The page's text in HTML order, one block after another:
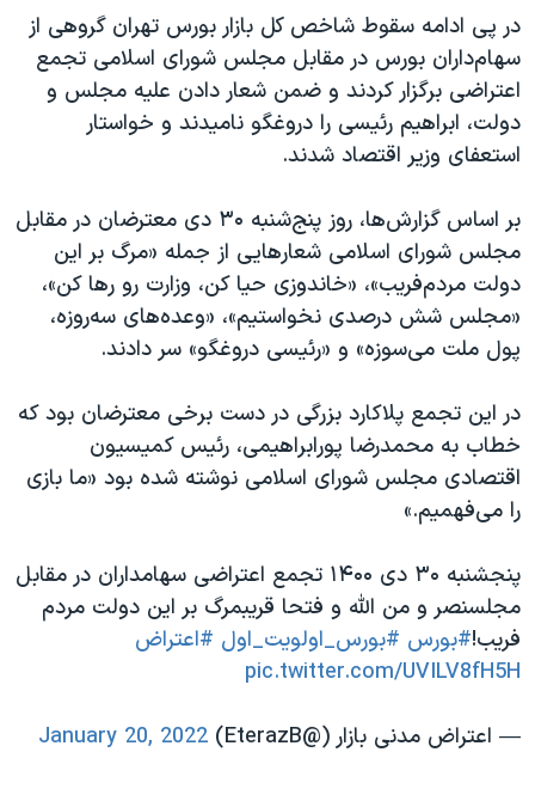
دادگاه حمید نوری
چهل سال گروگان‌گیری
قانون شفافیت دارائی کادر رهبری ایران
اعتراضات مردمی آبان ۹۸
نرگس محمدی برنده جایزه نوبل صلح
همایش محافظه‌کاران آمریکا «سی‌پک»
صفحه‌های ویژه
در پی ادامه سقوط شاخص کل بازار بورس تهران گروهی از
سهام‌داران بورس در مقابل مجلس شورای اسلامی تجمع
اعتراضی برگزار کردند و ضمن شعار دادن علیه مجلس و
دولت، ابراهیم رئیسی را دروغگو نامیدند و خواستار
استعفای وزیر اقتصاد شدند.
بر اساس گزارش‌ها، روز پنج‌شنبه ۳۰ دی معترضان در مقابل
مجلس شورای اسلامی شعارهایی از جمله «مرگ بر این
دولت مردم‌فریب»، «خاندوزی حیا کن، وزارت رو رها کن»،
«مجلس شش درصدی نخواستیم»، «وعده‌های سه‌روزه،
پول ملت می‌سوزه» و «رئیسی دروغگو» سر دادند.
در این تجمع پلاکارد بزرگی در دست برخی معترضان بود که
خطاب به محمدرضا پورابراهیمی، رئیس کمیسیون
اقتصادی مجلس شورای اسلامی نوشته شده بود «ما بازی
را می‌فهمیم.»
پنجشنبه ۳۰ دی ۱۴۰۰ تجمع اعتراضی سهامداران در مقابل
مجلسنصر و من الله و فتحا قریبمرگ بر این دولت مردم
فریب!#بورس #بورس_اولویت_اول #اعتراض
pic.twitter.com/UVILV8fH5H
— اعتراض مدنی بازار (@EterazB)
January 20, 2022